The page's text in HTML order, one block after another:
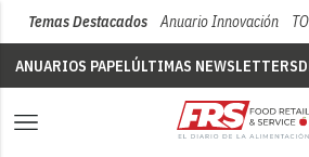
Temas Destacados Anuario Innovación
ANUARIOS PAPELÚLTIMAS NEWSLETTERS